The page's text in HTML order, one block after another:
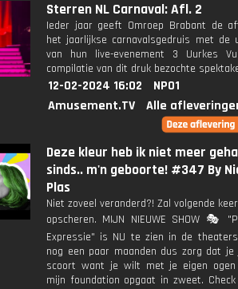
Sterren NL Carnaval: Afl. 2
Ieder jaar geeft Omroep Brabant de
het jaarlijkse carnavalsgedruis met de
van hun live-evenement 3 Uurkes
compilatie van dit druk bezochte
12-02-2024 16:02
NPO1
Amusement.TV
Alle
Deze kleur heb ik niet meer
sinds.. m'n geboorte! #347 By
Plas
Niet zoveel veranderd?! Zal volgende
opscheren. MIJN NIEUWE SHOW 🎭
Expressie" is NU te zien in de
nog een paar maanden dus zorg dat
scoort want je wilt met je eigen ogen
mijn foundation opgaat in zweet.